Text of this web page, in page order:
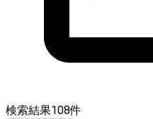
検索結果108件